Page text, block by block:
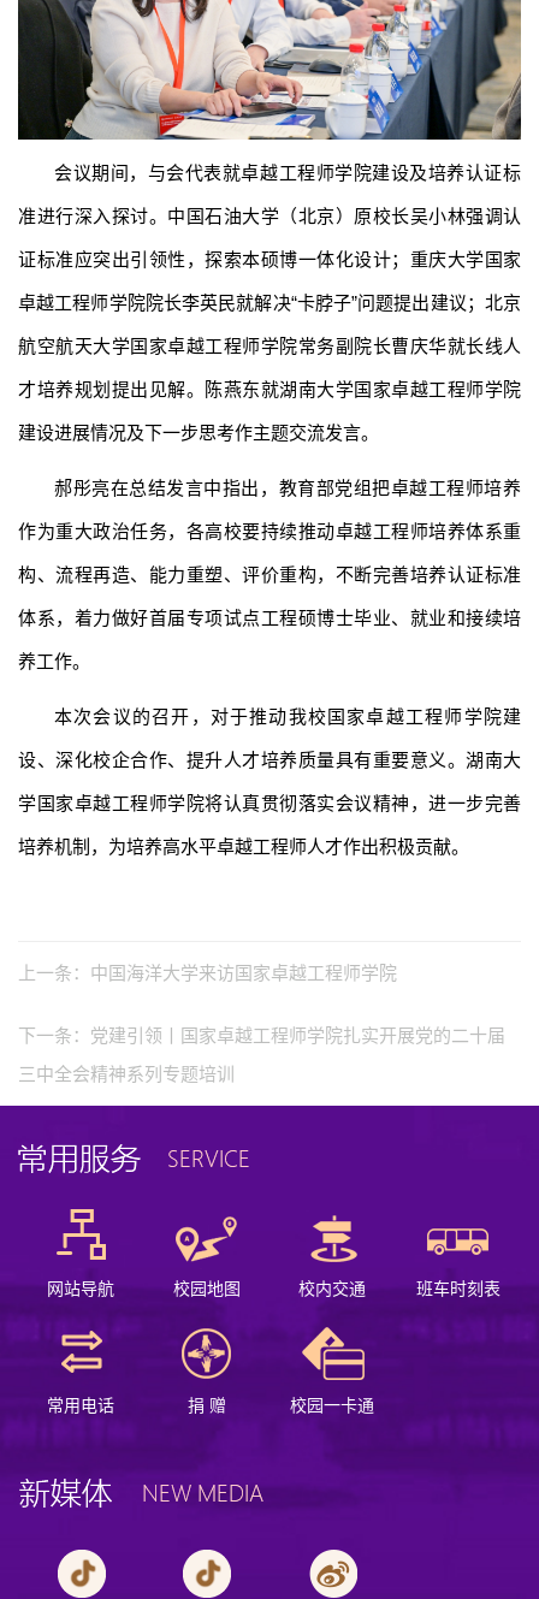
会议期间，与会代表就卓越工程师学院建设及培养认证标
准进行深入探讨。中国石油大学（北京）原校长吴小林强调认
证标准应突出引领性，探索本硕博一体化设计；重庆大学国家
卓越工程师学院院长李英民就解决“卡脖子”问题提出建议；北京
航空航天大学国家卓越工程师学院常务副院长曹庆华就长线人
才培养规划提出见解。陈燕东就湖南大学国家卓越工程师学院
建设进展情况及下一步思考作主题交流发言。
郝彤亮在总结发言中指出，教育部党组把卓越工程师培养
作为重大政治任务，各高校要持续推动卓越工程师培养体系重
构、流程再造、能力重塑、评价重构，不断完善培养认证标准
体系，着力做好首届专项试点工程硕博士毕业、就业和接续培
养工作。
本次会议的召开，对于推动我校国家卓越工程师学院建
设、深化校企合作、提升人才培养质量具有重要意义。湖南大
学国家卓越工程师学院将认真贯彻落实会议精神，进一步完善
培养机制，为培养高水平卓越工程师人才作出积极贡献。
上一条： 中国海洋大学来访国家卓越工程师学院
下一条： 党建引领丨国家卓越工程师学院扎实开展党的二十届
三中全会精神系列专题培训
网站导航 校园地图 校内交通 班车时刻表
常用电话 捐 赠 校园一卡通